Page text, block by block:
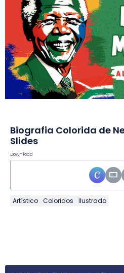
Biografia Colorida de
Slides
Download
Artístico Coloridos Ilustrado